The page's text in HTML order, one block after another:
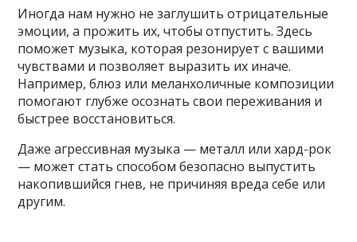
Иногда нам нужно не заглушить отрицательные
эмоции, а прожить их, чтобы отпустить. Здесь
поможет музыка, которая резонирует с вашими
чувствами и позволяет выразить их иначе.
Например, блюз или меланхоличные композиции
помогают глубже осознать свои переживания и
быстрее восстановиться.
Даже агрессивная музыка — металл или хард-рок
— может стать способом безопасно выпустить
накопившийся гнев, не причиняя вреда себе или
другим.